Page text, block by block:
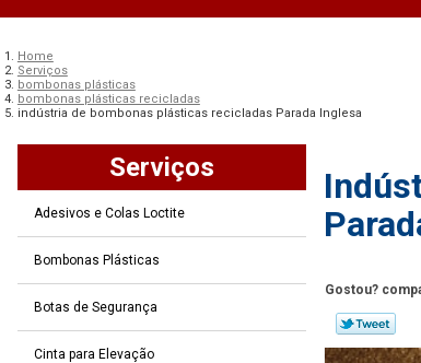
Home
Serviços
bombonas plásticas
bombonas plásticas recicladas
indústria de bombonas plásticas recicladas Parada Inglesa
Serviços
Adesivos e Colas Loctite
Bombonas Plásticas
Botas de Segurança
Cinta para Elevação
Gostou?